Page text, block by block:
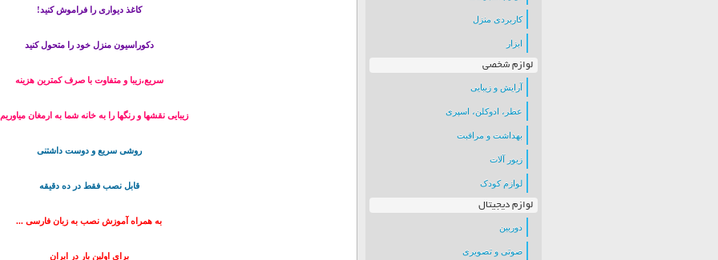
کاربردی منزل
ابزار
لوازم شخصی
آرایش و زیبایی
عطر، ادوکلن، اسپری
بهداشت و مراقبت
زیور آلات
لوازم کودک
لوازم دیجیتال
دوربین
صوتی و تصویری
کاغذ دیواری را فراموش کنید!
دکوراسیون منزل خود را متحول کنید
سریع،زیبا و متفاوت با صرف کمترین هزینه
زیبایی نقشها و رنگها را به خانه شما به ارمغان
روشی سریع و دوست داشتنی
قابل نصب فقط در ده دقیقه
به همراه آموزش نصب به زبان فارسی ...
برای اولین بار در ایران